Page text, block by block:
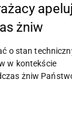
żniw
o stan
w kontekście
żniw